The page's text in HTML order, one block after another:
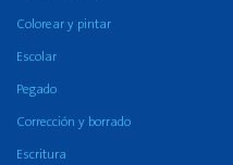
Colorear y pintar
Escolar
Pegado
Corrección y borrado
Escritura